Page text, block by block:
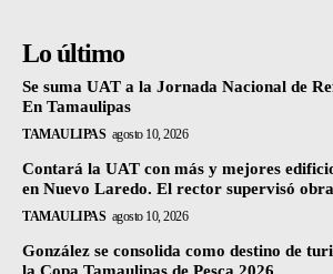
Lo último
Se suma UAT a la Jornada Nacional de
En Tamaulipas
TAMAULIPAS agosto 10, 2026
Contará la UAT con más y mejores
en Nuevo Laredo. El rector supervisó
TAMAULIPAS agosto 10, 2026
González se consolida como destino de